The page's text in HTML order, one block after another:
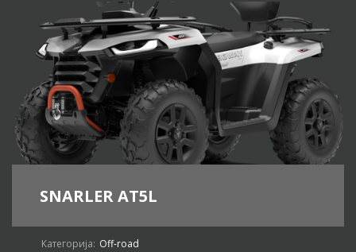
SNARLER AT5L
Категорија: Off-road